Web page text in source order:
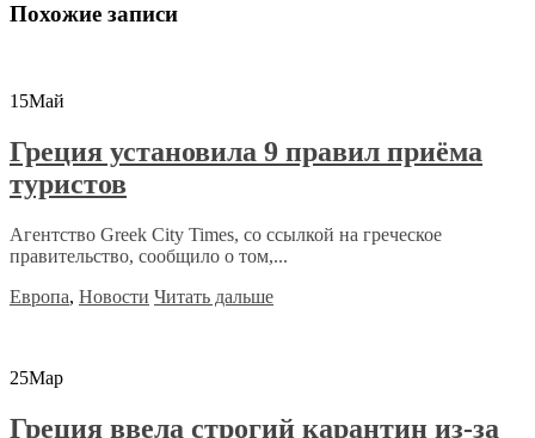
Похожие записи
15Май
Греция установила 9 правил приёма
туристов
Агентство Greek City Times, со ссылкой на греческое
правительство, сообщило о том,...
Европа, Новости Читать дальше
25Мар
Греция ввела строгий карантин из-за